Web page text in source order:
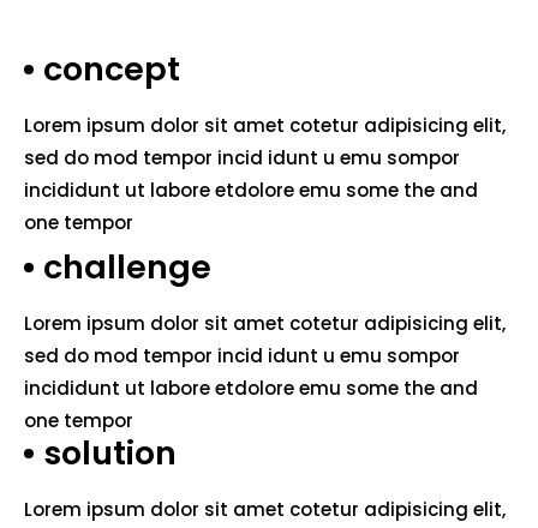
concept
Lorem ipsum dolor sit amet cotetur adipisicing elit,
sed do mod tempor incid idunt u emu sompor
incididunt ut labore etdolore emu some the and
one tempor
challenge
Lorem ipsum dolor sit amet cotetur adipisicing elit,
sed do mod tempor incid idunt u emu sompor
incididunt ut labore etdolore emu some the and
one tempor
solution
Lorem ipsum dolor sit amet cotetur adipisicing elit,